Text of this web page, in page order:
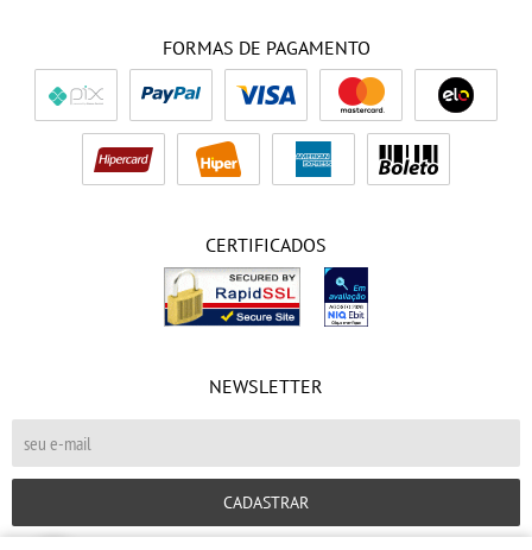
FORMAS DE PAGAMENTO
CERTIFICADOS
NEWSLETTER
CADASTRAR